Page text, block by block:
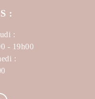
:
:
- 19h00
: